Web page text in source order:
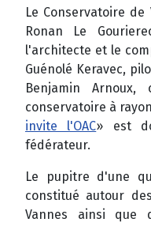
Le Conservatoire
Ronan Le
l'architecte et le
Guénolé Keravec,
Benjamin
conservatoire à
invite l'OAC» est
fédérateur.
Le pupitre d'une
constitué autour
Vannes ainsi que